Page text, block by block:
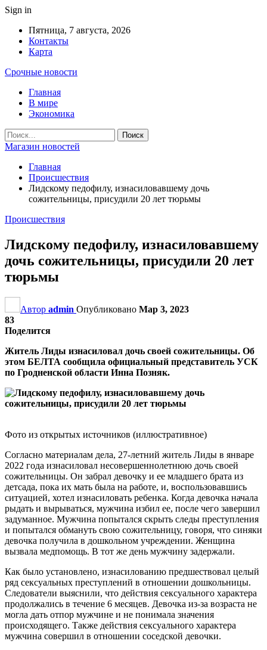
Sign in
Пятница, 7 августа, 2026
Контакты
Карта
Срочные новости
Главная
В мире
Экономика
Магазин новостей
Главная
Происшествия
Лидскому педофилу, изнасиловавшему дочь
сожительницы, присудили 20 лет тюрьмы
Происшествия
Лидскому педофилу, изнасиловавшему
дочь сожительницы, присудили 20 лет
тюрьмы
Автор admin Опубликовано Мар 3, 2023
83
Поделится
Житель Лиды изнасиловал дочь своей сожительницы. Об
этом БЕЛТА сообщила официальный представитель УСК
по Гродненской области Инна Позняк.
Фото из открытых источников (иллюстративное)
Согласно материалам дела, 27-летний житель Лиды в январе
2022 года изнасиловал несовершеннолетнюю дочь своей
сожительницы. Он забрал девочку и ее младшего брата из
детсада, пока их мать была на работе, и, воспользовавшись
ситуацией, хотел изнасиловать ребенка. Когда девочка начала
рыдать и вырываться, мужчина избил ее, после чего завершил
задуманное. Мужчина попытался скрыть следы преступления
и попытался обмануть свою сожительницу, говоря, что синяки
девочка получила в дошкольном учреждении. Женщина
вызвала медпомощь. В тот же день мужчину задержали.
Как было установлено, изнасилованию предшествовал целый
ряд сексуальных преступлений в отношении дошкольницы.
Следователи выяснили, что действия сексуального характера
продолжались в течение 6 месяцев. Девочка из-за возраста не
могла дать отпор мужчине и не понимала значения
происходящего. Также действия сексуального характера
мужчина совершил в отношении соседской девочки.